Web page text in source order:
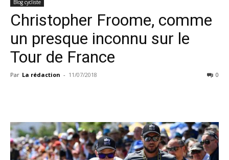
Blog cycliste
Christopher Froome, comme
un presque inconnu sur le
Tour de France
Par La rédaction - 11/07/2018 0